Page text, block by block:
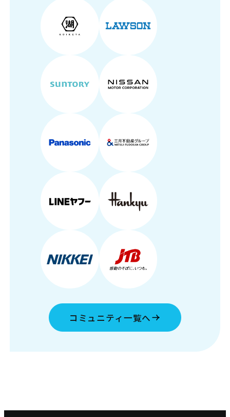
コミュニティ一覧へ